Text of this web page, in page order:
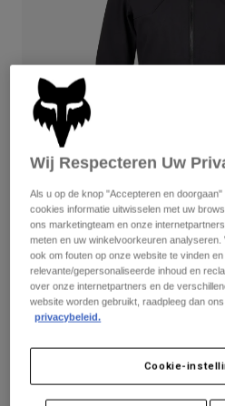
Broeken
Korte broeken
Jassen
Handschoenen
Beschermingen
Brillen
Sokken
Accessoires
Onderdelen
Broeken
Handschoenen
Jassen
Protections
Brillen
Sokken
Tassen & Accessoires
Spare parts
Alles bekijken
Women
T-Shirts & Tops
Hoodies en truien
Jassen
Leggings & Broeken
Shirts
Alles bekijken
Youth
Beschermers
Socks
Alles bekijken
Moto
Helmen
Shirts
Pants
Boots
Brillen
Beoordelingen
Jack Ranger Fire -
€ 111,99-€ 174,99
Wij Respecteren Uw
Als u op de knop "Accepteren en
cookies informatie uitwisselen met uw
ons marketingteam en onze
meten en uw winkelvoorkeuren
ook om fouten op onze website te vinden
relevante/gepersonaliseerde inhoud en
over onze internetpartners en de
website worden gebruikt, raadpleeg dan ons
privacybeleid.
Cookie-